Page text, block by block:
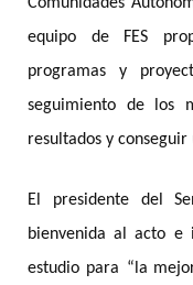
equipo de FES
programas y
seguimiento de los
resultados y conseguir
El presidente del
bienvenida al acto e
estudio para “la